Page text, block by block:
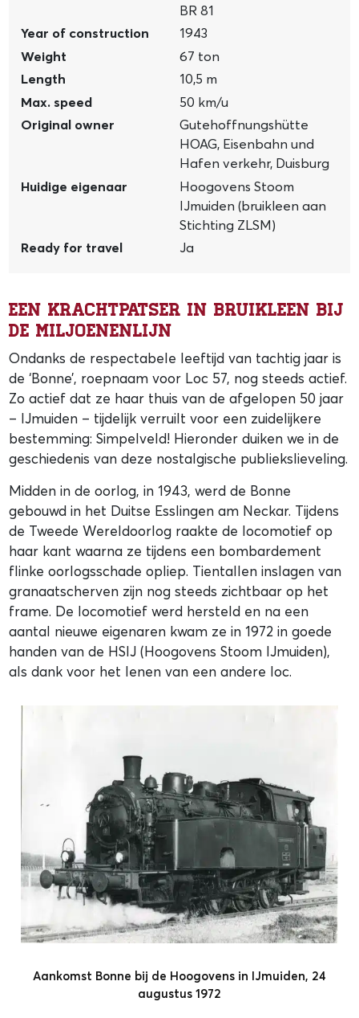
BR 81
Year of construction
1943
Weight
67 ton
Length
10,5 m
Max. speed
50 km/u
Original owner
Gutehoffnungshütte
HOAG, Eisenbahn und
Hafen verkehr, Duisburg
Huidige eigenaar
Hoogovens Stoom
IJmuiden (bruikleen aan
Stichting ZLSM)
Ready for travel
Ja
Een krachtpatser in bruikleen bij
de Miljoenenlijn
Ondanks de respectabele leeftijd van tachtig jaar is
de ‘Bonne’, roepnaam voor Loc 57, nog steeds actief.
Zo actief dat ze haar thuis van de afgelopen 50 jaar
– IJmuiden – tijdelijk verruilt voor een zuidelijkere
bestemming: Simpelveld! Hieronder duiken we in de
geschiedenis van deze nostalgische publiekslieveling.
Midden in de oorlog, in 1943, werd de Bonne
gebouwd in het Duitse Esslingen am Neckar. Tijdens
de Tweede Wereldoorlog raakte de locomotief op
haar kant waarna ze tijdens een bombardement
flinke oorlogsschade opliep. Tientallen inslagen van
granaatscherven zijn nog steeds zichtbaar op het
frame. De locomotief werd hersteld en na een
aantal nieuwe eigenaren kwam ze in 1972 in goede
handen van de HSIJ (Hoogovens Stoom IJmuiden),
als dank voor het lenen van een andere loc.
Aankomst Bonne bij de Hoogovens in IJmuiden, 24
augustus 1972